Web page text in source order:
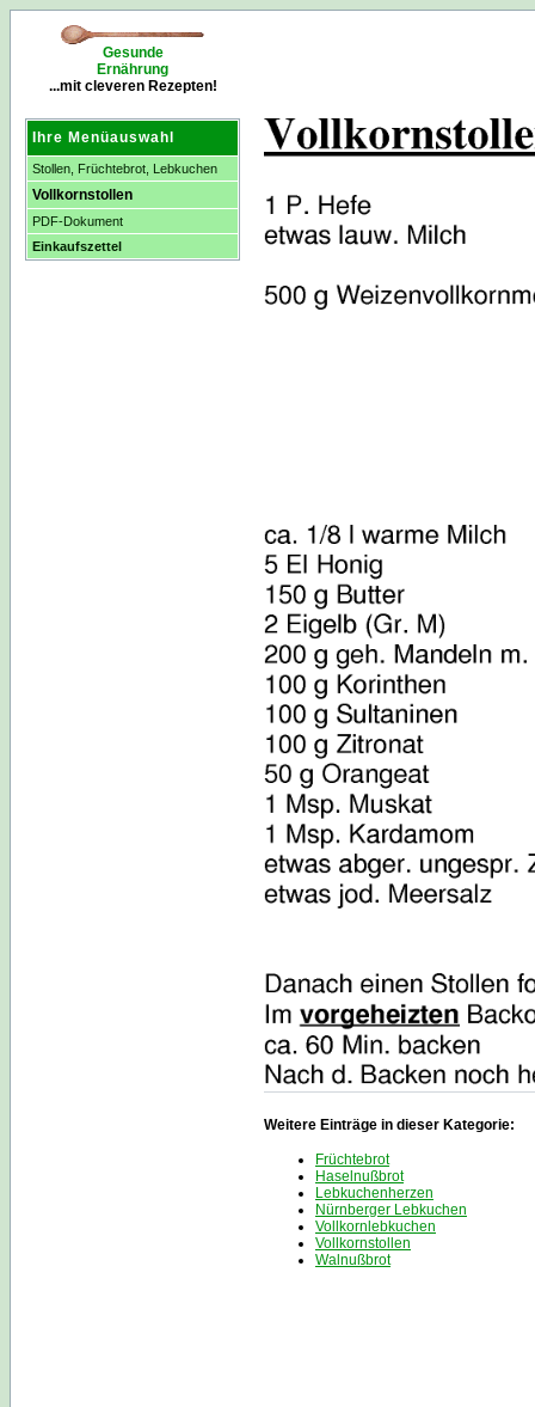
Gesunde
Ernährung
...mit cleveren Rezepten!
Ihre Menüauswahl
Stollen, Früchtebrot, Lebkuchen
Vollkornstollen
PDF-Dokument
Einkaufszettel
Weitere Einträge in dieser Kategorie:
Früchtebrot
Haselnußbrot
Lebkuchenherzen
Nürnberger Lebkuchen
Vollkornlebkuchen
Vollkornstollen
Walnußbrot